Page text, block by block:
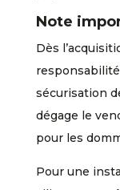
Note
Dès
sécurisation
dégage le
pour les
Pour une